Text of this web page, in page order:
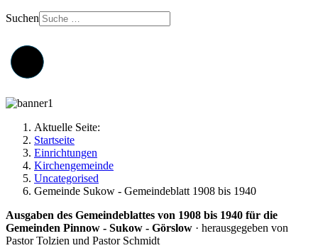
Suchen
Aktuelle Seite:
Startseite
Einrichtungen
Kirchengemeinde
Uncategorised
Gemeinde Sukow - Gemeindeblatt 1908 bis 1940
Ausgaben des Gemeindeblattes von 1908 bis 1940 für die
Gemeinden Pinnow - Sukow - Görslow · herausgegeben von
Pastor Tolzien und Pastor Schmidt